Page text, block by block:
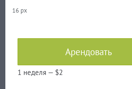
16 px
Арендовать
1 неделя — $2